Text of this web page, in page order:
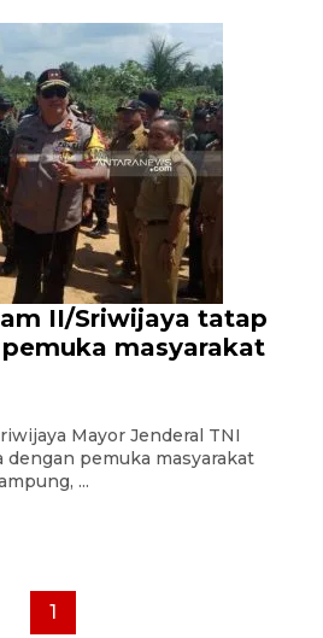
II/Sriwijaya tatap
masyarakat
Mayor Jenderal TNI
pemuka masyarakat
...
1